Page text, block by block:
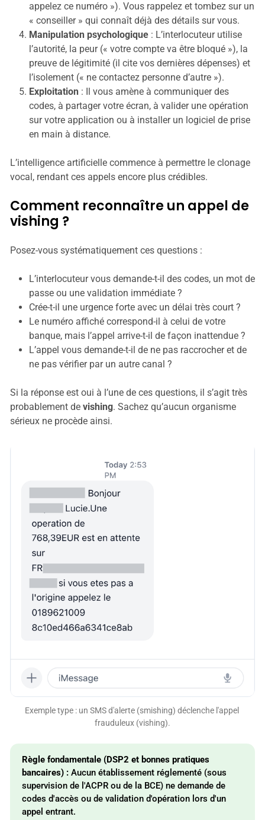
appelez ce numéro »). Vous rappelez et tombez sur un
« conseiller » qui connaît déjà des détails sur vous.
Manipulation psychologique: L’interlocuteur utilise
l’autorité, la peur (« votre compte va être bloqué »), la
preuve de légitimité (il cite vos dernières dépenses) et
l’isolement (« ne contactez personne d’autre »).
Exploitation: Il vous amène à communiquer des
codes, à partager votre écran, à valider une opération
sur votre application ou à installer un logiciel de prise
en main à distance.
L’intelligence artificielle commence à permettre le clonage
vocal, rendant ces appels encore plus crédibles.
Comment reconnaître un appel de
vishing ?
Posez-vous systématiquement ces questions :
L’interlocuteur vous demande-t-il des codes, un mot de
passe ou une validation immédiate ?
Crée-t-il une urgence forte avec un délai très court ?
Le numéro affiché correspond-il à celui de votre
banque, mais l’appel arrive-t-il de façon inattendue ?
L’appel vous demande-t-il de ne pas raccrocher et de
ne pas vérifier par un autre canal ?
Si la réponse est oui à l’une de ces questions, il s’agit très
probablement de vishing. Sachez qu’aucun organisme
sérieux ne procède ainsi.
Exemple type : un SMS d'alerte (smishing) déclenche l'appel
frauduleux (vishing).
Règle fondamentale (DSP2 et bonnes pratiques
bancaires) :Aucun établissement réglementé (sous
supervision de l'ACPR ou de la BCE) ne demande de
codes d'accès ou de validation d'opération lors d'un
appel entrant.